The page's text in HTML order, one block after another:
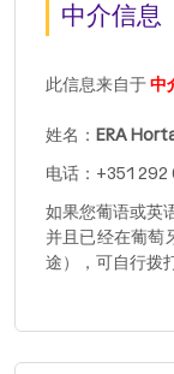
中介信息
此信息来自于中
姓名： ERA
电话：+351 292
如果您葡语或英
并且已经在葡萄
途），可自行拨